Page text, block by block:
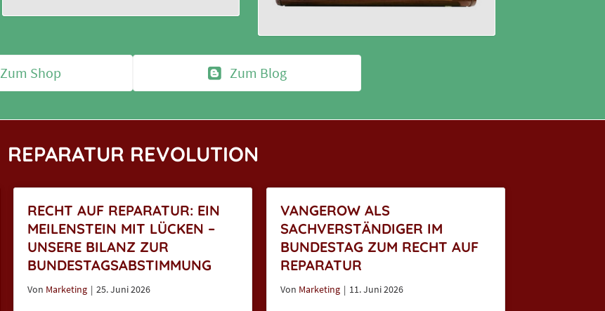
Zum Shop Zum Blog
REPARATUR REVOLUTION
RECHT AUF REPARATUR: EIN
MEILENSTEIN MIT LÜCKEN –
UNSERE BILANZ ZUR
BUNDESTAGSABSTIMMUNG
Von Marketing | 25. Juni 2026
VANGEROW ALS
SACHVERSTÄNDIGER IM
BUNDESTAG ZUM RECHT AUF
REPARATUR
Von Marketing | 11. Juni 2026